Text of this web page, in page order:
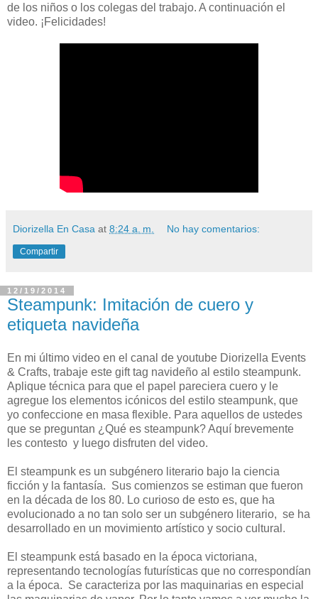
de los niños o los colegas del trabajo. A continuación el
video. ¡Felicidades!
Diorizella En Casa at 8:24 a. m. No hay comentarios:
Compartir
12/19/2014
Steampunk: Imitación de cuero y
etiqueta navideña
En mi último video en el canal de youtube Diorizella Events
& Crafts, trabaje este gift tag navideño al estilo steampunk.
Aplique técnica para que el papel pareciera cuero y le
agregue los elementos icónicos del estilo steampunk, que
yo confeccione en masa flexible. Para aquellos de ustedes
que se preguntan ¿Qué es steampunk? Aquí brevemente
les contesto y luego disfruten del video.
El steampunk es un subgénero literario bajo la ciencia
ficción y la fantasía. Sus comienzos se estiman que fueron
en la década de los 80. Lo curioso de esto es, que ha
evolucionado a no tan solo ser un subgénero literario, se ha
desarrollado en un movimiento artístico y socio cultural.
El steampunk está basado en la época victoriana,
representando tecnologías futurísticas que no correspondían
a la época. Se caracteriza por las maquinarias en especial